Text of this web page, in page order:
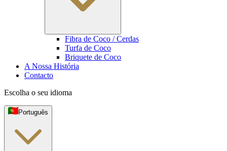
Fibra de Coco / Cerdas
Turfa de Coco
Briquete de Coco
A Nossa História
Contacto
Escolha o seu idioma
Português